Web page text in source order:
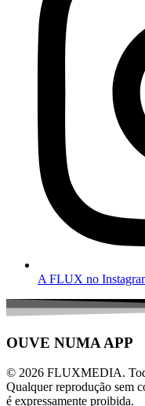
A FLUX no
OUVE NUMA APP
© 2026 FLUXMEDIA.
Qualquer reprodução sem
é expressamente proibida.